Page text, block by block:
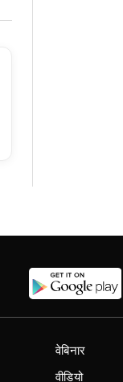
वेबिनार
वीडियो